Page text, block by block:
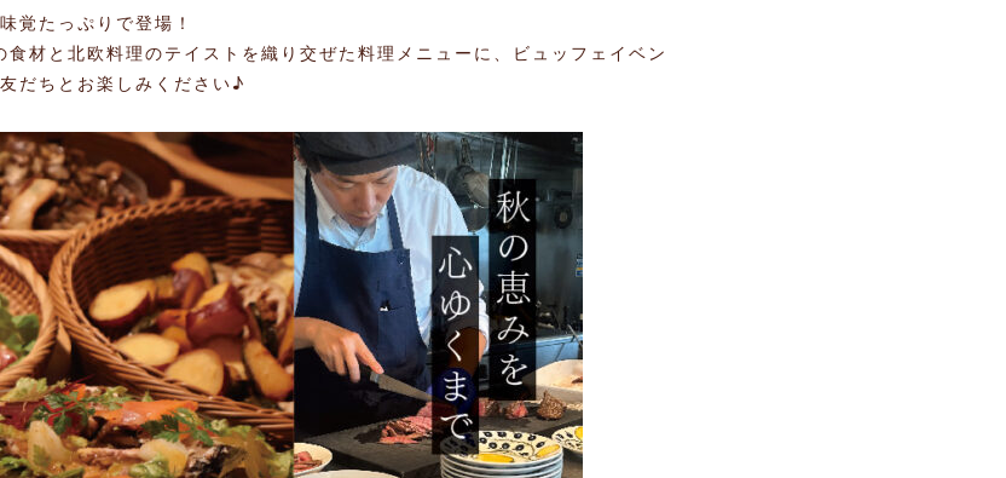
覚たっぷりで登場！
材と北欧料理のテイストを織り交ぜた料理メニューに、ビュッフェイベン
だちとお楽しみください♪